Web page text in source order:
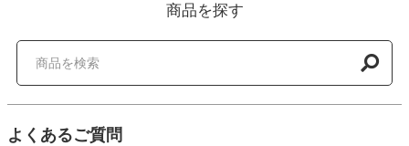
商品を探す
よくあるご質問